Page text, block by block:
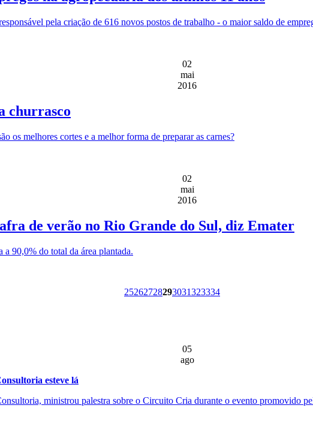
pela criação de 616 novos postos de trabalho - o maior saldo de
02
mai
2016
churrasco
os melhores cortes e a melhor forma de preparar as carnes?
02
mai
2016
de verão no Rio Grande do Sul, diz Emater
90,0% do total da área plantada.
25262728293031323334
05
ago
esteve lá
ministrou palestra sobre o Circuito Cria durante o evento promovido